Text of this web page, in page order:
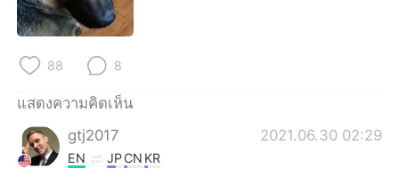
88 8
แสดงความคิดเห็น
gtj2017
2021.06.30 02:29
EN JPCN KR